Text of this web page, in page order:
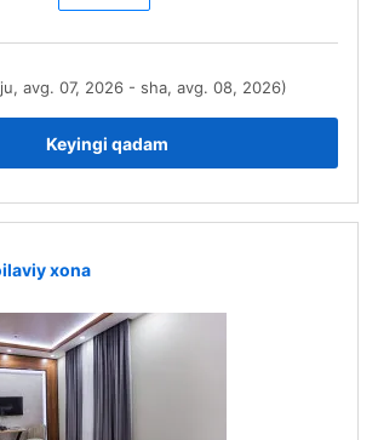
avg. 07, 2026 - sha, avg. 08, 2026)
Keyingi qadam
xona